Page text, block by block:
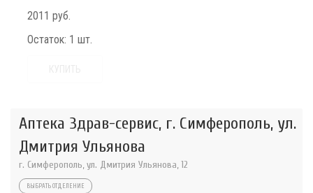
2011 руб.
Остаток: 1 шт.
Аптека Здрав-сервис, г. Симферополь, ул.
Дмитрия Ульянова
г. Симферополь, ул. Дмитрия Ульянова, 12
ВЫБРАТЬ ОТДЕЛЕНИЕ